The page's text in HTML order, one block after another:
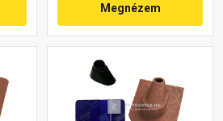
Megnézem